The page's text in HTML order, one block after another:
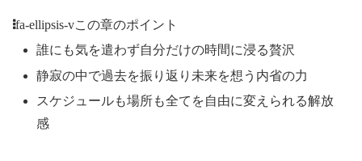
fa-ellipsis-vこの章のポイント
誰にも気を遣わず自分だけの時間に浸る贅沢
静寂の中で過去を振り返り未来を想う内省の力
スケジュールも場所も全てを自由に変えられる解放
感